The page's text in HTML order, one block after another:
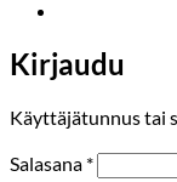
Kirjaudu
Käyttäjätunnus tai
Salasana *Vaaditaan